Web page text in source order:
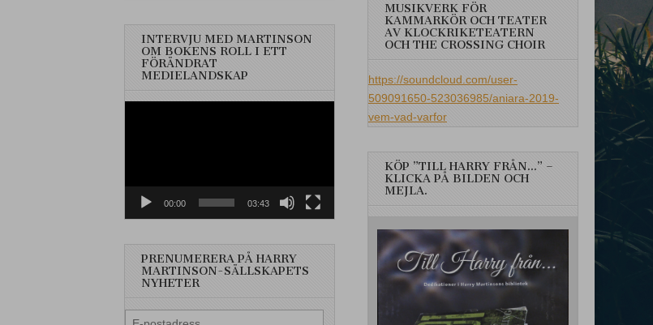
INTERVJU MED MARTINSON
OM BOKENS ROLL I ETT
FÖRÄNDRAT
MEDIELANDSKAP
00:00 03:43
PRENUMERERA PÅ HARRY
MARTINSON-SÄLLSKAPETS
NYHETER
E-
MUSIKVERK FÖR
KAMMARKÖR OCH TEATER
AV KLOCKRIKETEATERN
OCH THE CROSSING CHOIR
https://soundcloud.com/user-
509091650-523036985/aniara-2019-
vem-vad-varfor
KÖP ”TILL HARRY FRÅN…” –
KLICKA PÅ BILDEN OCH
MEJLA.